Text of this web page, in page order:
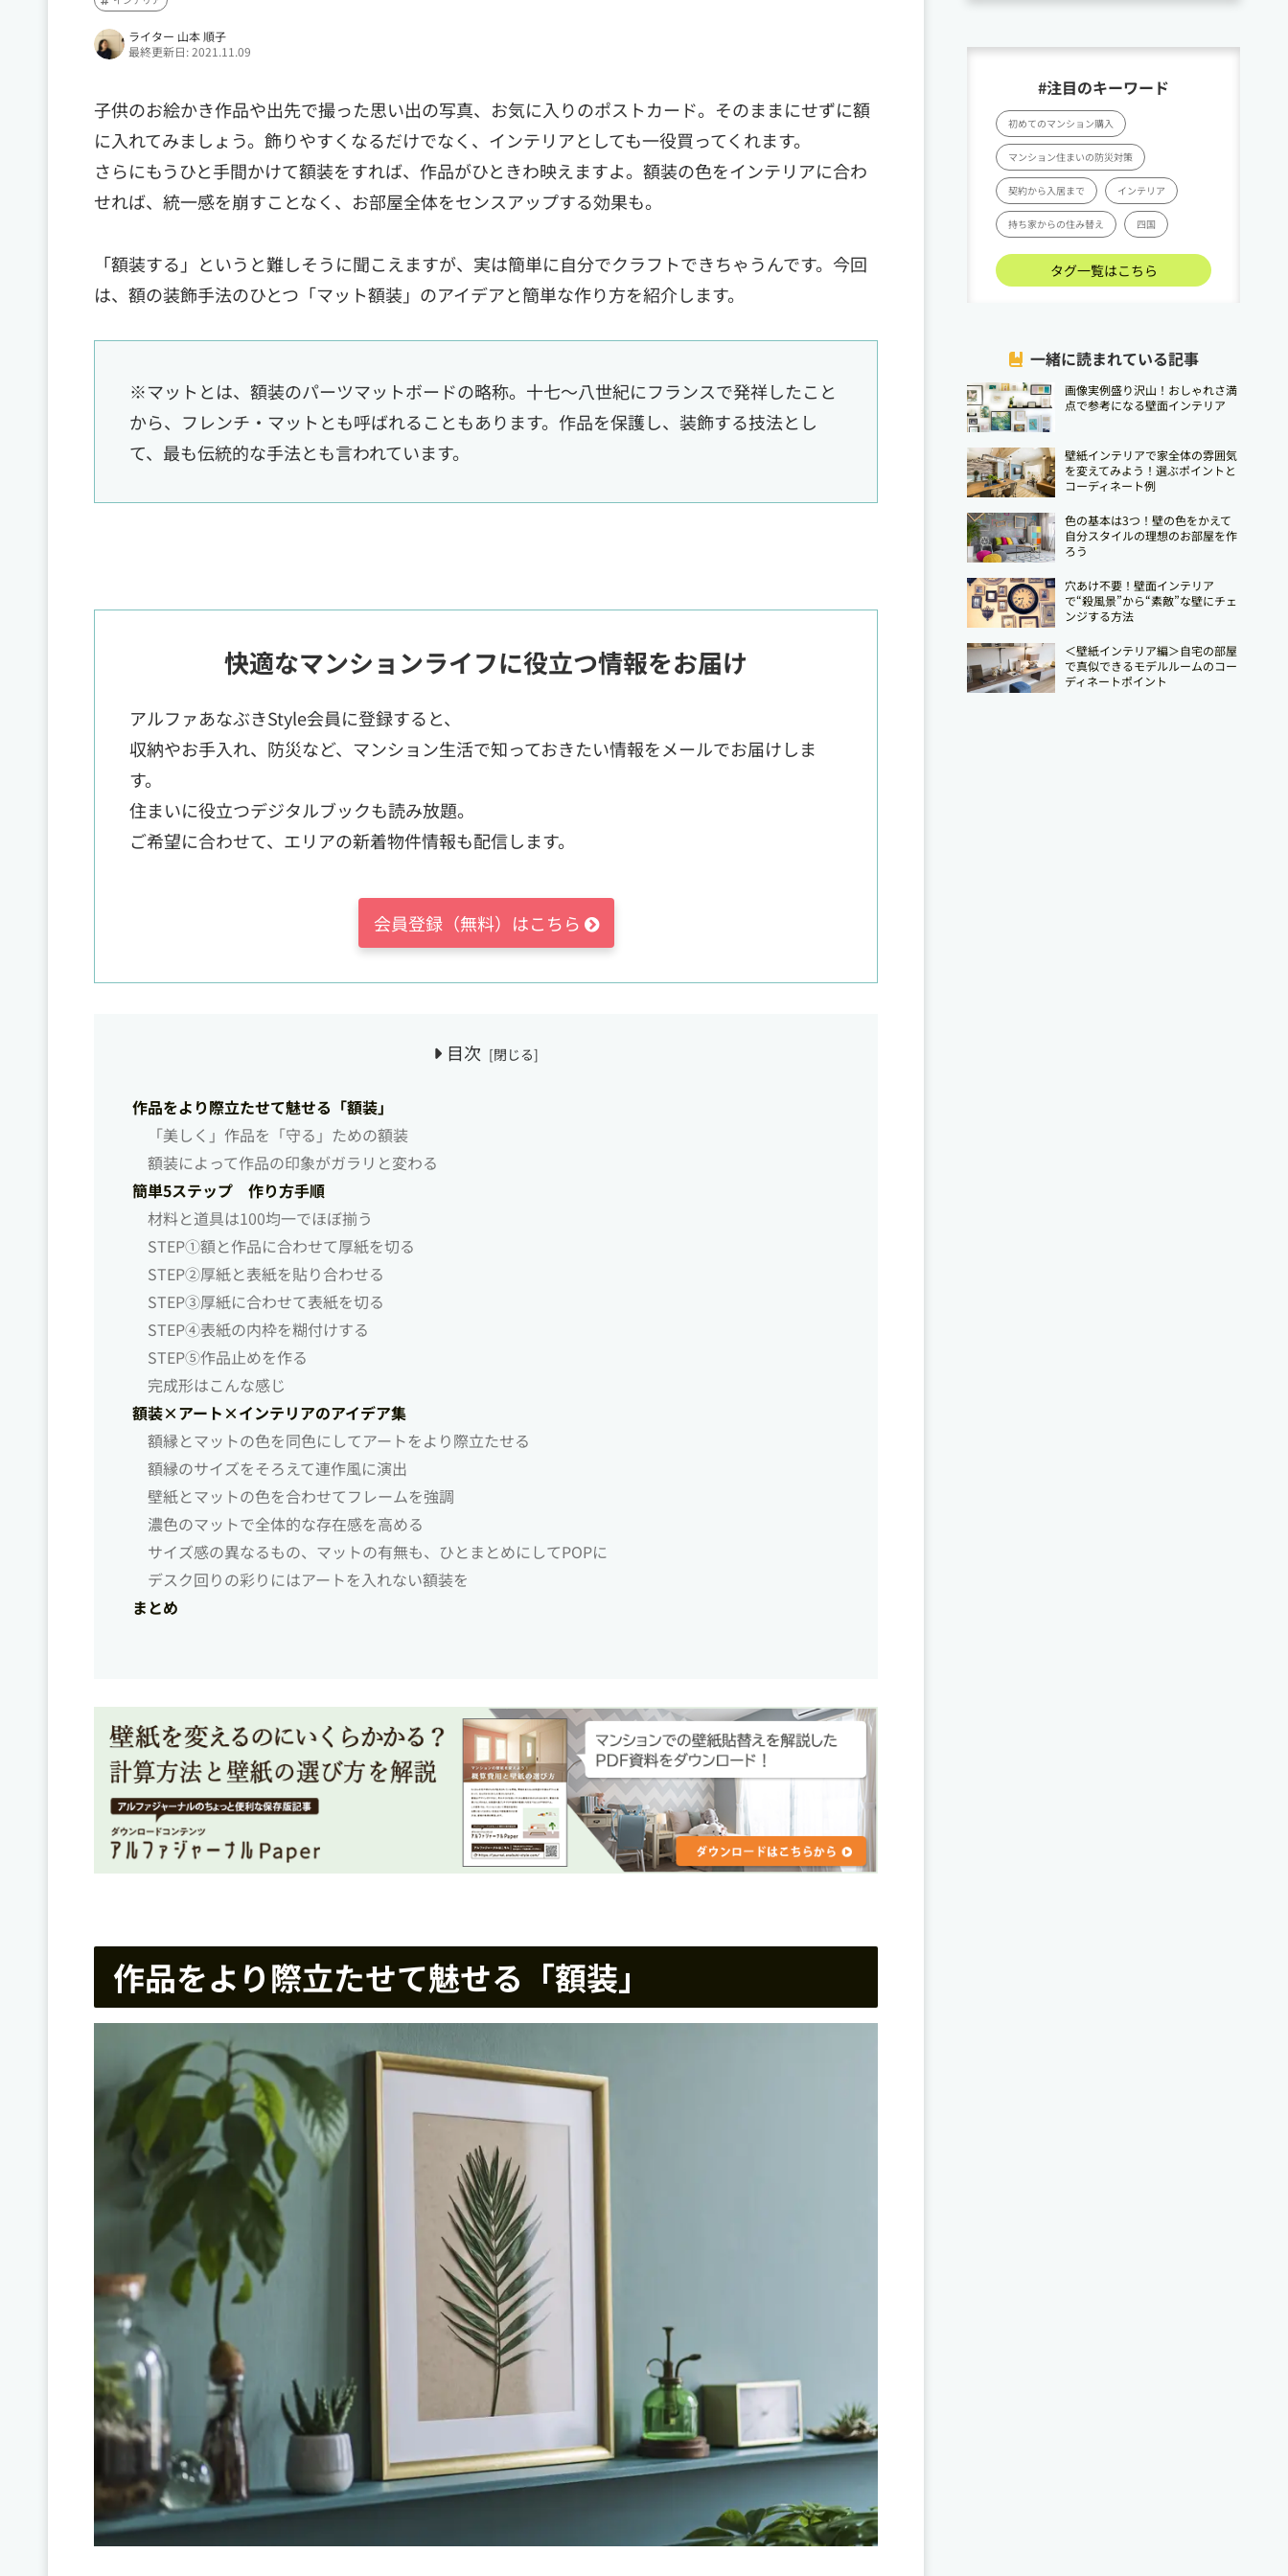
ライター 山本 順子
最終更新日: 2021.11.09
子供のお絵かき作品や出先で撮った思い出の写真、お気に入りのポストカード。そのままにせずに額
に入れてみましょう。飾りやすくなるだけでなく、インテリアとしても一役買ってくれます。
さらにもうひと手間かけて額装をすれば、作品がひときわ映えますよ。額装の色をインテリアに合わ
せれば、統一感を崩すことなく、お部屋全体をセンスアップする効果も。
「額装する」というと難しそうに聞こえますが、実は簡単に自分でクラフトできちゃうんです。今回
は、額の装飾手法のひとつ「マット額装」のアイデアと簡単な作り方を紹介します。
※マットとは、額装のパーツマットボードの略称。十七～八世紀にフランスで発祥したこと
から、フレンチ・マットとも呼ばれることもあります。作品を保護し、装飾する技法とし
て、最も伝統的な手法とも言われています。
快適なマンションライフに役立つ情報をお届け
アルファあなぶきStyle会員に登録すると、
収納やお手入れ、防災など、マンション生活で知っておきたい情報をメールでお届けしま
す。
住まいに役立つデジタルブックも読み放題。
ご希望に合わせて、エリアの新着物件情報も配信します。
会員登録（無料）はこちら
目次
作品をより際立たせて魅せる「額装」
「美しく」作品を「守る」ための額装
額装によって作品の印象がガラリと変わる
簡単5ステップ 作り方手順
材料と道具は100均一でほぼ揃う
STEP➀額と作品に合わせて厚紙を切る
STEP➁厚紙と表紙を貼り合わせる
STEP➂厚紙に合わせて表紙を切る
STEP➃表紙の内枠を糊付けする
STEP➄作品止めを作る
完成形はこんな感じ
額装×アート×インテリアのアイデア集
額縁とマットの色を同色にしてアートをより際立たせる
額縁のサイズをそろえて連作風に演出
壁紙とマットの色を合わせてフレームを強調
濃色のマットで全体的な存在感を高める
サイズ感の異なるもの、マットの有無も、ひとまとめにしてPOPに
デスク回りの彩りにはアートを入れない額装を
まとめ
作品をより際立たせて魅せる「額装」
#注目のキーワード
初めてのマンション購入
マンション住まいの防災対策
契約から入居まで インテリア
持ち家からの住み替え 四国
タグ一覧はこちら
一緒に読まれている記事
画像実例盛り沢山！おしゃれさ満
点で参考になる壁面インテリア
壁紙インテリアで家全体の雰囲気
を変えてみよう！選ぶポイントと
コーディネート例
色の基本は3つ！壁の色をかえて
自分スタイルの理想のお部屋を作
ろう
穴あけ不要！壁面インテリア
で“殺風景”から“素敵”な壁にチェ
ンジする方法
＜壁紙インテリア編＞自宅の部屋
で真似できるモデルルームのコー
ディネートポイント